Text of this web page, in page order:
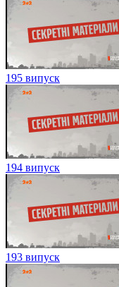
195 випуск
194 випуск
193 випуск